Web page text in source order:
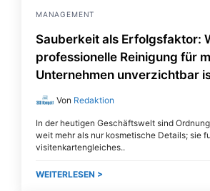
MANAGEMENT
Sauberkeit als Erfolgsfaktor:
professionelle Reinigung für
Unternehmen unverzichtbar
Von Redaktion
In der heutigen Geschäftswelt sind
weit mehr als nur kosmetische Details; sie
visitenkartengleiches
WEITERLESEN >